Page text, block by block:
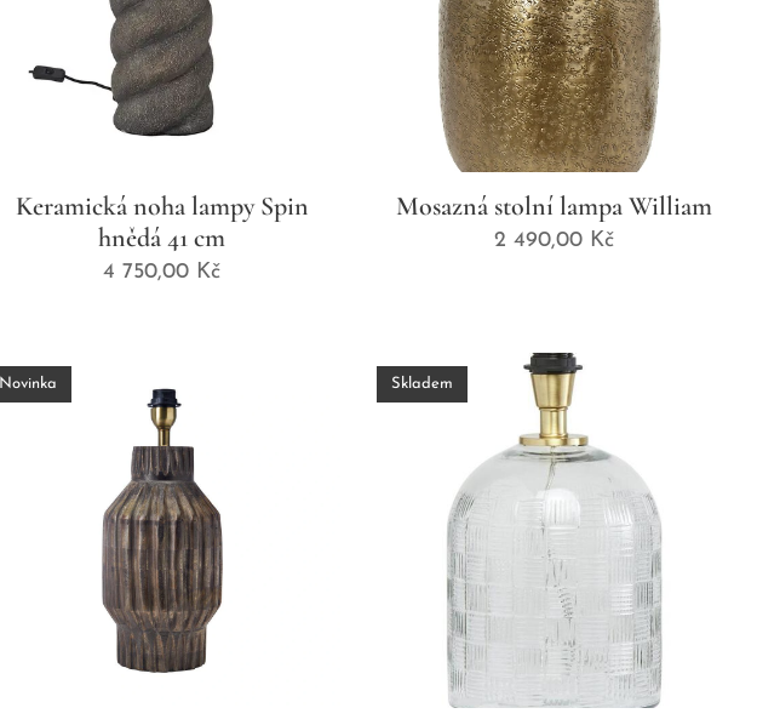
Keramická noha lampy Spin
hnědá 41 cm
4 750,00 Kč
Mosazná stolní lampa William
2 490,00Kč
Novinka Skladem